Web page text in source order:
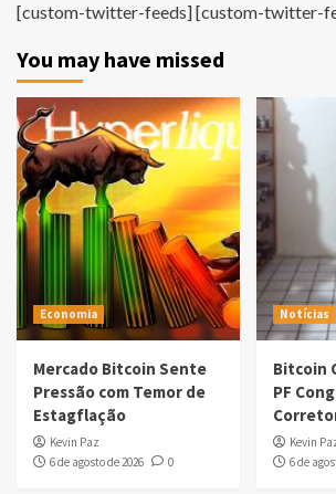
[custom-twitter-feeds] [custom-twitter-
You may have missed
Economia
Mercado Bitcoin Sente
Pressão com Temor de
Estagflação
Kevin Paz
6 de agosto de 2026
0
Notícias
Bitcoin
PF
Kevin
6 de